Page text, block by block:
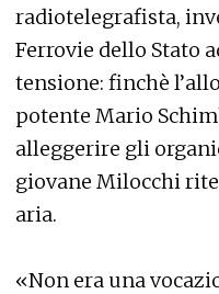
radiotelegrafista,
Ferrovie dello Stato
tensione: finchè
potente Mario
alleggerire gli
giovane Milocchi
aria.
«Non era una